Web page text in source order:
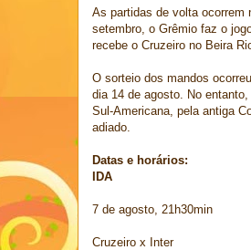
As partidas de volta ocorrem
setembro, o Grêmio faz o
recebe o Cruzeiro no Beira
O sorteio dos mandos
dia 14 de agosto. No
Sul-Americana, pela antiga
adiado.
Datas e horários:
IDA
7 de agosto, 21h30min
Cruzeiro x Inter